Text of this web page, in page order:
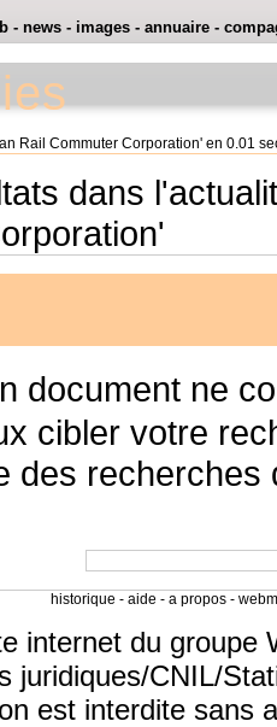
- news - images - annuaire -
Rail Commuter Corporation' en 0.01
dans
document ne
cibler votre
des recherches
historique - aide - a propos-
internet du groupe
juridiques/CNIL/
est interdite sans